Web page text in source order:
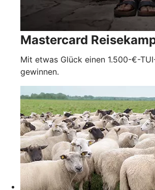
Mastercard
Mit etwas Glück einen 1.500-€-
gewinnen.